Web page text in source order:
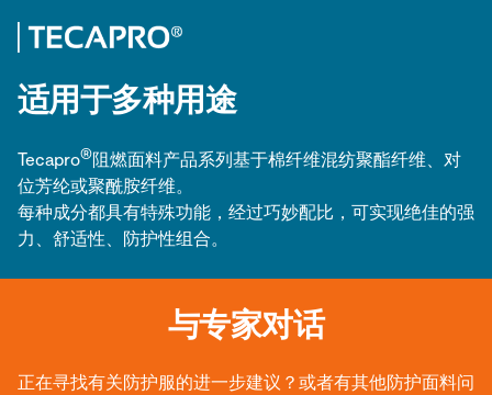
适用于多种用途
Tecapro®阻燃面料产品系列基于棉纤维混纺聚酯纤维、对
位芳纶或聚酰胺纤维。
每种成分都具有特殊功能，经过巧妙配比，可实现绝佳的强
力、舒适性、防护性组合。
与专家对话
正在寻找有关防护服的进一步建议？或者有其他防护面料问